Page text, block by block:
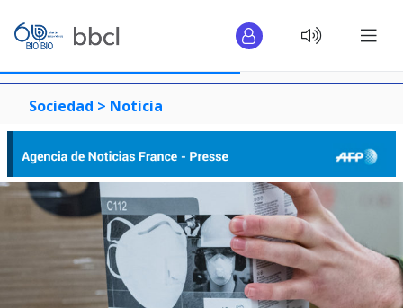
Sociedad > Noticia